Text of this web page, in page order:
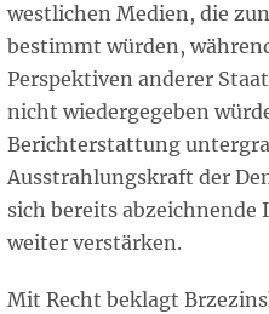
westlichen Medien, die
bestimmt würden,
Perspektiven anderer
nicht wiedergegeben
Berichterstattung
Ausstrahlungskraft der
sich bereits abzeichnende
weiter verstärken.
Mit Recht beklagt